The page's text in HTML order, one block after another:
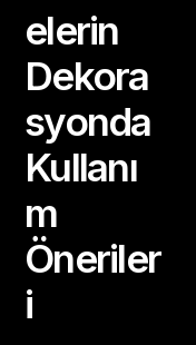
elerin
Dekora
syonda
Kullanı
m
Öneriler
i